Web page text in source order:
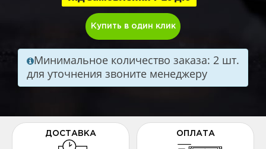
Купить в один клик
Минимальное количество заказа: 2 шт.
для уточнения звоните менеджеру
ДОСТАВКА ОПЛАТА